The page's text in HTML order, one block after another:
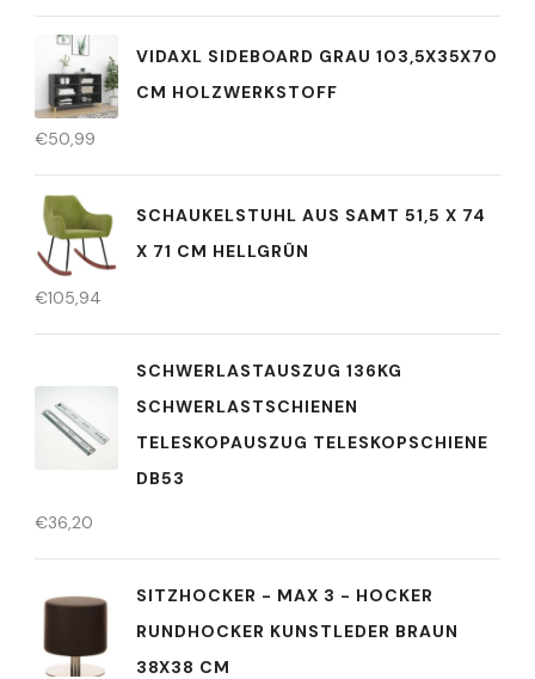
VIDAXL SIDEBOARD GRAU 103,5X35X70
CM HOLZWERKSTOFF
€50,99
SCHAUKELSTUHL AUS SAMT 51,5 X 74
X 71 CM HELLGRÜN
€105,94
SCHWERLASTAUSZUG 136KG
SCHWERLASTSCHIENEN
TELESKOPAUSZUG TELESKOPSCHIENE
DB53
€36,20
SITZHOCKER - MAX 3 - HOCKER
RUNDHOCKER KUNSTLEDER BRAUN
38X38 CM